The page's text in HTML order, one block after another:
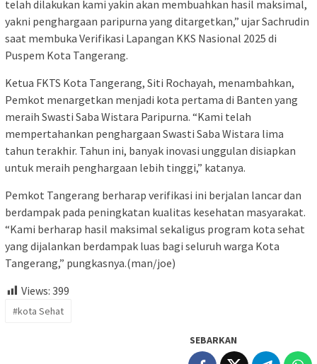
telah dilakukan kami yakin akan membuahkan hasil maksimal,
yakni penghargaan paripurna yang ditargetkan,” ujar Sachrudin
saat membuka Verifikasi Lapangan KKS Nasional 2025 di
Puspem Kota Tangerang.
Ketua FKTS Kota Tangerang, Siti Rochayah, menambahkan,
Pemkot menargetkan menjadi kota pertama di Banten yang
meraih Swasti Saba Wistara Paripurna. “Kami telah
mempertahankan penghargaan Swasti Saba Wistara lima
tahun terakhir. Tahun ini, banyak inovasi unggulan disiapkan
untuk meraih penghargaan lebih tinggi,” katanya.
Pemkot Tangerang berharap verifikasi ini berjalan lancar dan
berdampak pada peningkatan kualitas kesehatan masyarakat.
“Kami berharap hasil maksimal sekaligus program kota sehat
yang dijalankan berdampak luas bagi seluruh warga Kota
Tangerang,” pungkasnya.(man/joe)
Views: 399
#kota Sehat
SEBARKAN